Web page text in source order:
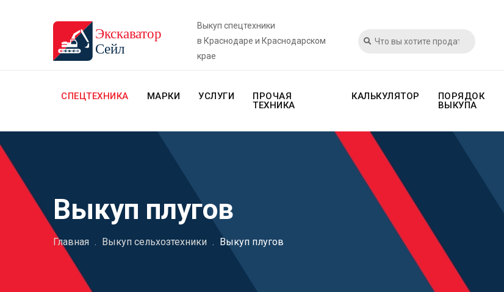
Выкуп спецтехники
в Краснодаре и Краснодарском
крае
СПЕЦТЕХНИКА МАРКИ УСЛУГИ
ПРОЧАЯ
ТЕХНИКА
КАЛЬКУЛЯТОР
ПОРЯДОК
ВЫКУПА
Выкуп плугов
Главная . Выкуп сельхозтехники . Выкуп плугов